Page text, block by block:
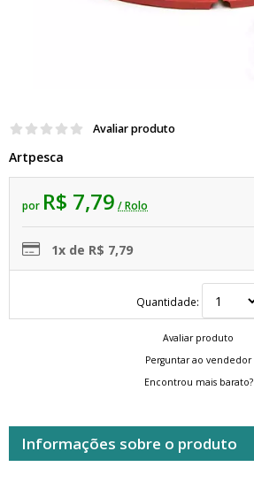
Avaliar produto
Artpesca
por R$ 7,79 / Rolo
1x de R$ 7,79
Quantidade:
Avaliar produto
Perguntar ao vendedor
Encontrou mais barato?
Informações sobre o produto